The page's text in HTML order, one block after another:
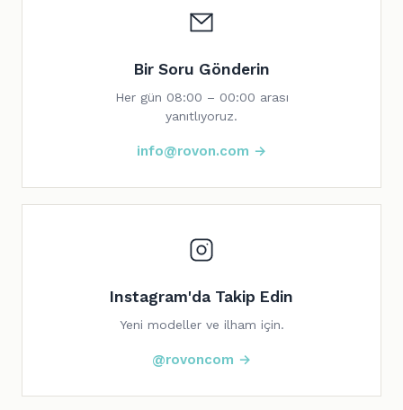
Bir Soru Gönderin
Her gün 08:00 – 00:00 arası
yanıtlıyoruz.
info@rovon.com →
Instagram'da Takip Edin
Yeni modeller ve ilham için.
@rovoncom →